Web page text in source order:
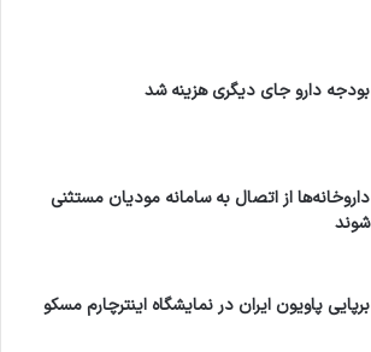
بودجه دارو جای دیگری هزینه شد
داروخانه‌ها از اتصال به سامانه مودیان مستثنی
شوند
برپایی پاویون ایران در نمایشگاه اینترچارم مسکو